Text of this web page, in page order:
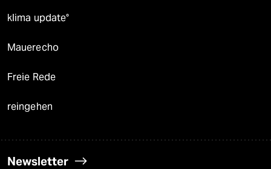
klima update°
Mauerecho
Freie Rede
reingehen
Newsletter